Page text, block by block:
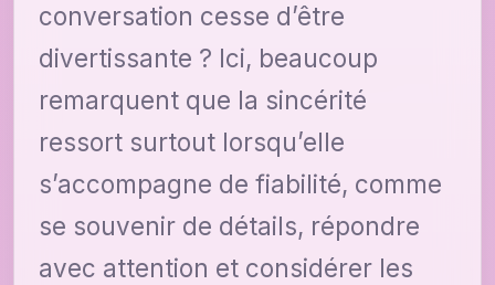
conversation cesse d’être
divertissante ? Ici, beaucoup
remarquent que la sincérité
ressort surtout lorsqu’elle
s’accompagne de fiabilité, comme
se souvenir de détails, répondre
avec attention et considérer les